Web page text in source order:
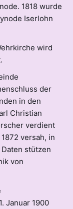
1818 wurde
Iserlohn
wird
der
in den
Christian
verdient
versah, in
stützen
von
Januar 1900